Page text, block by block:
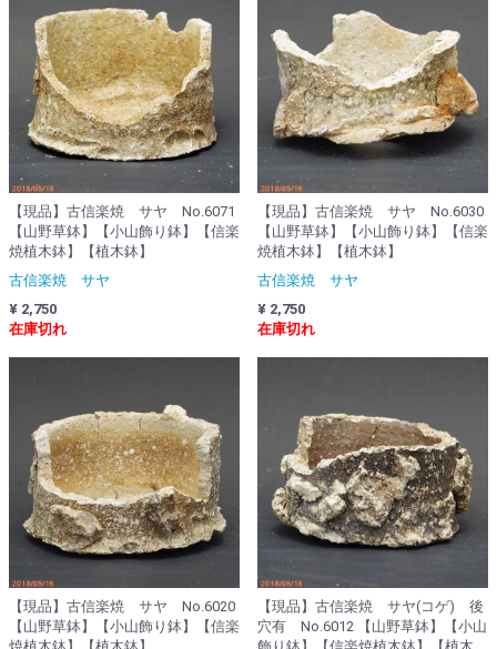
【現品】古信楽焼 サヤ No.6071
【山野草鉢】【小山飾り鉢】【信楽
焼植木鉢】【植木鉢】
古信楽焼 サヤ
¥ 2,750
在庫切れ
【現品】古信楽焼 サヤ No.6030
【山野草鉢】【小山飾り鉢】【信楽
焼植木鉢】【植木鉢】
古信楽焼 サヤ
¥ 2,750
在庫切れ
【現品】古信楽焼 サヤ No.6020
【山野草鉢】【小山飾り鉢】【信楽
【現品】古信楽焼 サヤ(コゲ) 後
穴有 No.6012 【山野草鉢】【小山